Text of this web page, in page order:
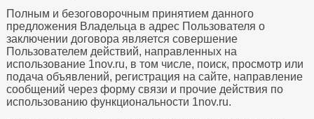
Полным и безоговорочным принятием данного
предложения Владельца в адрес Пользователя о
заключении договора является совершение
Пользователем действий, направленных на
использование 1nov.ru, в том числе, поиск, просмотр или
подача объявлений, регистрация на сайте, направление
сообщений через форму связи и прочие действия по
использованию функциональности 1nov.ru.